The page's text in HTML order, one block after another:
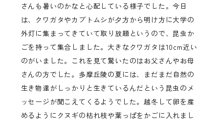
さんも暑いのかなと心配している様子でした。今日
は、クワガタやカブトムシが夕方から明け方に大学の
外灯に集まってきていて取り放題というので、昆虫か
ごを持って集合しました。大きなクワガタは10cm近い
のがいました。これを見て驚いたのはお父さんやお母
さんの方でした。多摩丘陵の夏には、まだまだ自然の
生き物達がしっかりと生きているんだという昆虫のメ
ッセージが聞こえてくるようでした。越冬して卵を産
めるようにクヌギの枯れ枝や葉っぱをかごに入れまし